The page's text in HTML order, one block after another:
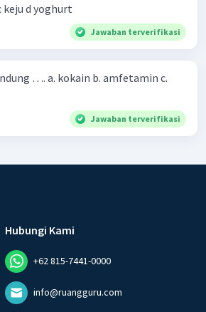
c keju d yoghurt
Jawaban terverifikasi
…. a. kokain b. amfetamin c.
Jawaban terverifikasi
Hubungi Kami
+62 815-7441-0000
info@ruangguru.com